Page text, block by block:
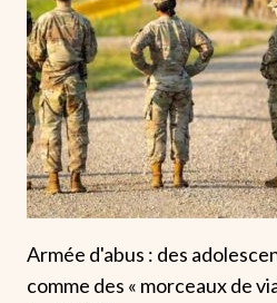
Armée d'abus : des
comme des « morceaux de